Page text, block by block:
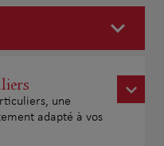
une
adapté à vos